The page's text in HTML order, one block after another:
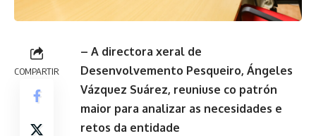
COMPARTIR
– A directora xeral de
Desenvolvemento Pesqueiro, Ángeles
Vázquez Suárez, reuniuse co patrón
maior para analizar as necesidades e
retos da entidade